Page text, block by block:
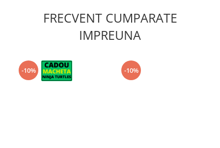
FRECVENT CUMPARATE
IMPREUNA
-10% -10%